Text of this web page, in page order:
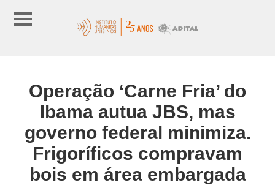
Operação ‘Carne Fria’ do
Ibama autua JBS, mas
governo federal minimiza.
Frigoríficos compravam
bois em área embargada